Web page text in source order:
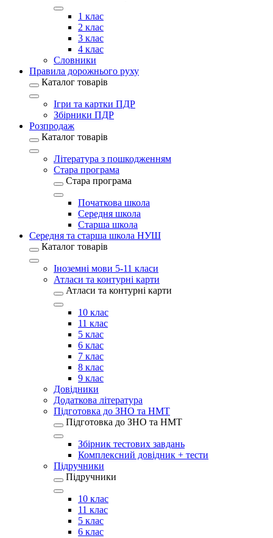
1 клас
2 клас
3 клас
4 клас
Словники
Правила дорожнього руху
Каталог товарів
Ігри та картки ПДР
Збірники ПДР
Розпродаж
Каталог товарів
Література з пошкодженням
Стара програма
Стара програма
Початкова школа
Середня школа
Старша школа
Середня та старша школа НУШ
Каталог товарів
Іноземні мови 5-11 класи
Атласи та контурні карти
Атласи та контурні карти
10 клас
11 клас
5 клас
6 клас
7 клас
8 клас
9 клас
Довідники
Додаткова література
Підготовка до ЗНО та НМТ
Підготовка до ЗНО та НМТ
Збірник тестових завдань
Комплексний довідник + тести
Підручники
Підручники
10 клас
11 клас
5 клас
6 клас